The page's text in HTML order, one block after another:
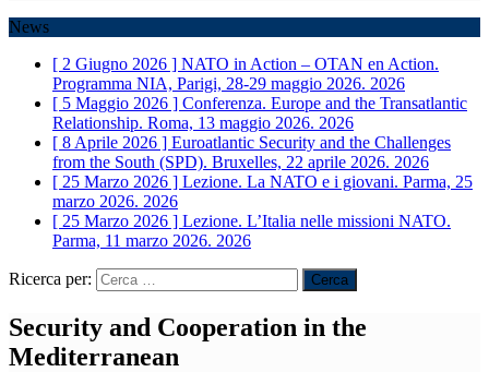
News
[ 2 Giugno 2026 ] NATO in Action – OTAN en Action.
Programma NIA, Parigi, 28-29 maggio 2026. 2026
[ 5 Maggio 2026 ] Conferenza. Europe and the Transatlantic
Relationship. Roma, 13 maggio 2026. 2026
[ 8 Aprile 2026 ] Euroatlantic Security and the Challenges
from the South (SPD). Bruxelles, 22 aprile 2026. 2026
[ 25 Marzo 2026 ] Lezione. La NATO e i giovani. Parma, 25
marzo 2026. 2026
[ 25 Marzo 2026 ] Lezione. L’Italia nelle missioni NATO.
Parma, 11 marzo 2026. 2026
Ricerca per:
Security and Cooperation in the
Mediterranean